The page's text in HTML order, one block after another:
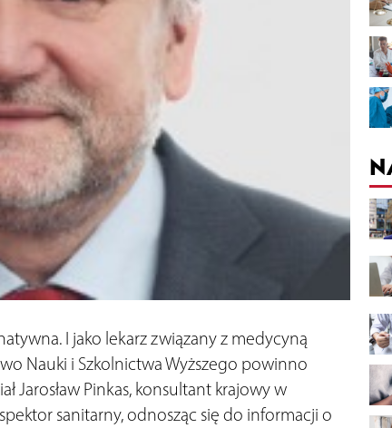
I jako lekarz związany z medycyną
Nauki i Szkolnictwa Wyższego powinno
Jarosław Pinkas, konsultant krajowy w
sanitarny, odnosząc się do informacji o